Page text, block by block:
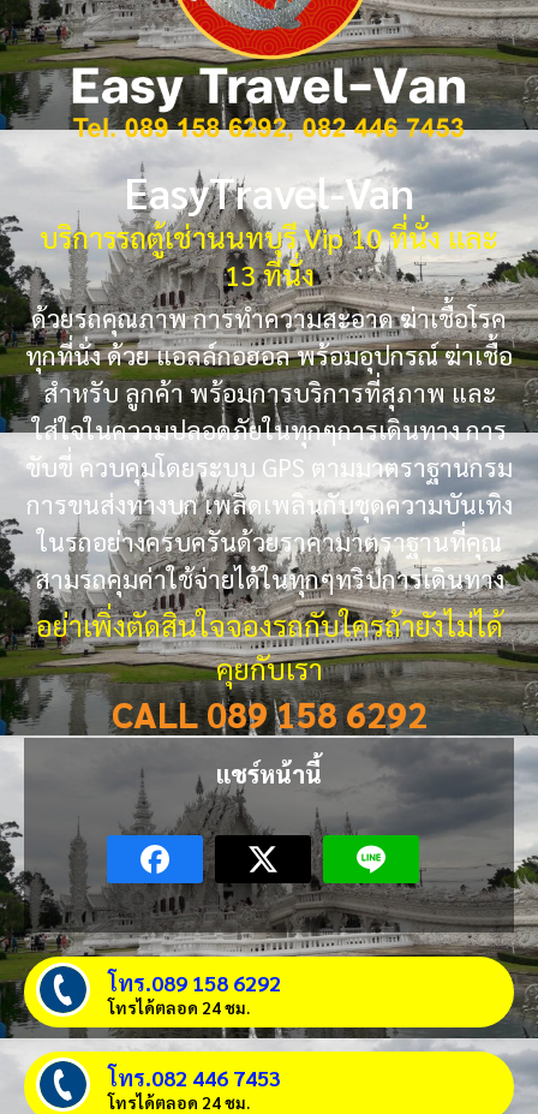
EasyTravel-Van
บริการรถตู้เช่านนทบุรี Vip 10 ที่นั่ง และ
13 ที่นั่ง
ด้วยรถคุณภาพ การทำความสะอาด ฆ่าเชื้อโรค
ทุกที่นั่ง ด้วย แอลล์กอฮอล พร้อมอุปกรณ์ ฆ่าเชื้อ
สำหรับ ลูกค้า พร้อมการบริการที่สุภาพ และ
ใส่ใจในความปลอดภัยในทุกๆการเดินทาง การ
ขับขี่ ควบคุมโดยระบบ GPS ตามมาตราฐานกรม
การขนส่งทางบก เพลิดเพลินกับชุดความบันเทิง
ในรถอย่างครบครันด้วยราคามาตราฐานที่คุณ
สามรถคุมค่าใช้จ่ายได้ในทุกๆทริปการเดินทาง
อย่าเพิ่งตัดสินใจจองรถกับใครถ้ายังไม่ได้
คุยกับเรา
CALL 089 158 6292
แชร์หน้านี้
โทร.089 158 6292
โทรได้ตลอด 24 ชม.
โทร.082 446 7453
โทรได้ตลอด 24 ชม.